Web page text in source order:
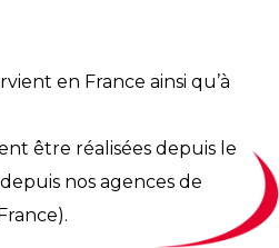
en France ainsi qu’à
être réalisées depuis le
nos agences de